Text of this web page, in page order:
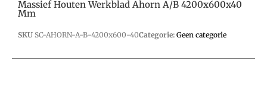
Massief Houten Werkblad Ahorn A/B 4200x600x40
Mm
SKU SC-AHORN-A-B-4200x600-40Categorie: Geen categorie